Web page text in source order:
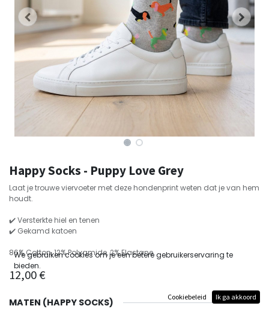
Happy Socks - Puppy Love Grey
Laat je trouwe viervoeter met deze hondenprint weten dat je van hem
houdt.
✔️ Versterkte hiel en tenen
✔️ Gekamd katoen
86% Cotton, 12% Polyamide, 2% Elastane
12,00€
MATEN (HAPPY SOCKS)
We gebruiken cookies om je een betere gebruikerservaring te
bieden.
Cookiebeleid Ik ga akkoord